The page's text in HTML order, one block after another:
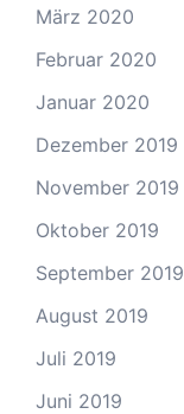
März 2020
Februar 2020
Januar 2020
Dezember 2019
November 2019
Oktober 2019
September 2019
August 2019
Juli 2019
Juni 2019